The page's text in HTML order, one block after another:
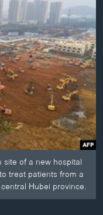
of a new hospital
treat patients from a
Hubei province.